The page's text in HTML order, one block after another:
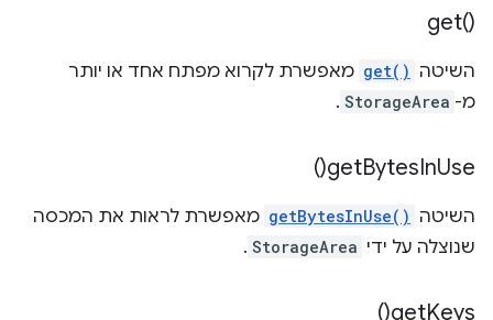
get()‎
השיטה get() מאפשרת לקרוא מפתח אחד או יותר
מ- StorageArea
.
getBytesInUse(
)
השיטה getBytesInUse() מאפשרת לראות את המכסה
שנוצלה על ידי StorageArea
.
getKeys(
)